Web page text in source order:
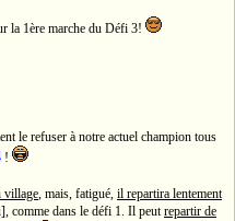
la 1ère marche du Défi 3!
le refuser à notre actuel champion tous
!
village, mais, fatigué, il repartira lentement
comme dans le défi 1. Il peutrepartir de